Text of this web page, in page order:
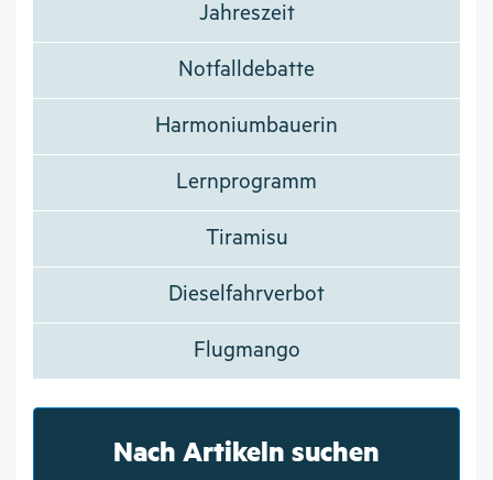
Jahreszeit
Notfalldebatte
Harmoniumbauerin
Lernprogramm
Tiramisu
Dieselfahrverbot
Flugmango
Nach Artikeln suchen